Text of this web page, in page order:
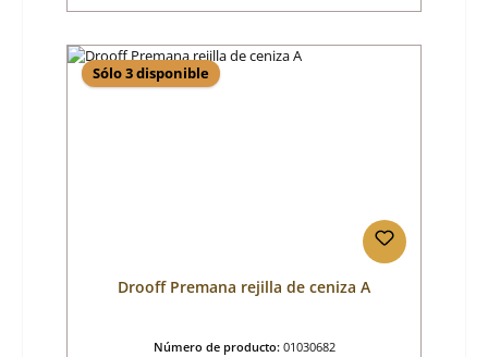
Sólo 3 disponible
Drooff Premana rejilla de ceniza A
Número de producto: 01030682